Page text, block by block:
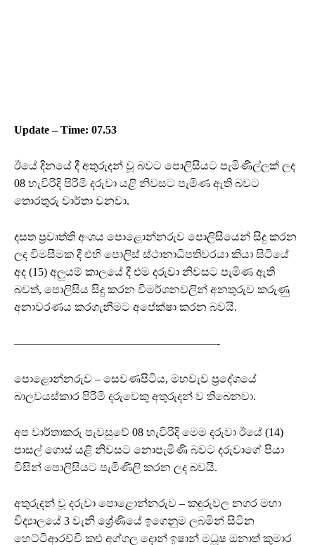
Update – Time: 07.53
ඊයේ දිනයේ දී අතුරුදන් වූ බවට පොලිසියට පැමිණිල්ලක් ලද
08 හැවිරිදි පිරිමි දරුවා යළි නිවසට පැමිණ ඇති බවට
තොරතුරු වාර්තා වනවා.
දසත ප්‍රවෘත්ති අංශය පොළොන්නරුව පොලිසියෙන් සිදු කරන
ලද විමසීමක දී එහි පොලිස් ස්ථානාධිපතිවරයා කියා සිටියේ
අද (15) අලුයම් කාලයේ දී එම දරුවා නිවසට පැමිණ ඇති
බවත්, පොලිසිය සිදු කරන විමර්ශනවලින් අනතුරුව කරුණු
අනාවරණය කරගැනීමට අපේක්ෂා කරන බවයි.
——————————————————-
පොළොන්නරුව – සෙවණපිටිය, මහවැව ප්‍රදේශයේ
බාලවයස්කාර පිරිමි දරුවෙකු අතුරුදන් ව තිබෙනවා.
අප වාර්තාකරු පැවසුවේ 08 හැවිරිදි මෙම දරුවා ඊයේ (14)
පාසල් ගොස් යළි නිවසට නොපැමිණි බවට දරුවාගේ පියා
විසින් පොලිසියට පැමිණිලි කරන ලද බවයි.
අතුරුදන් වූ දරුවා පොළොන්නරුව – කඳුරුවල නගර මහා
විද්‍යාලයේ 3 වැනි ශ්‍රේණියේ ඉගෙනුම ලබමින් සිටින
හෙට්ටිආරච්චි කළු අග්ගල දොන් ඉෂාන් මධූෂ ඔනාත් කුමාර